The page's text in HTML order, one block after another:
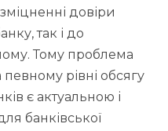
довіри
так і до
Тому проблема
рівні обсягу
є актуальною і
банківської